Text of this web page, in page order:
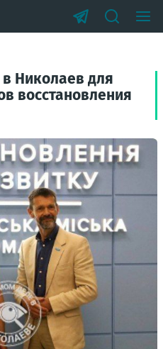
Николаев для
восстановления